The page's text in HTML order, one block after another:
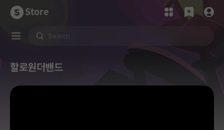
Store
할로원더밴드